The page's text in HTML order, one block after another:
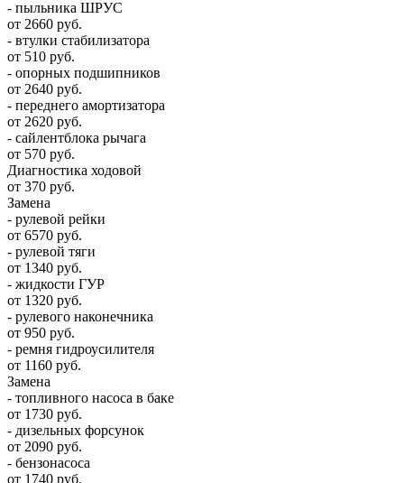
- пыльника ШРУС
от 2660 руб.
- втулки стабилизатора
от 510 руб.
- опорных подшипников
от 2640 руб.
- переднего амортизатора
от 2620 руб.
- сайлентблока рычага
от 570 руб.
Диагностика ходовой
от 370 руб.
Замена
- рулевой рейки
от 6570 руб.
- рулевой тяги
от 1340 руб.
- жидкости ГУР
от 1320 руб.
- рулевого наконечника
от 950 руб.
- ремня гидроусилителя
от 1160 руб.
Замена
- топливного насоса в баке
от 1730 руб.
- дизельных форсунок
от 2090 руб.
- бензонасоса
от 1740 руб.